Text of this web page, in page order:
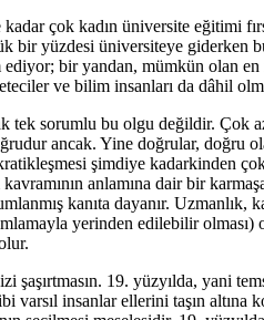
çok kadın üniversite eğitimi
bir yüzdesi üniversiteye
bir yandan, mümkün olan
ve bilim insanları da dâhil
sorumlu bu olgu değildir. Çok
ancak. Yine doğrular,
şimdiye kadarkinden
anlamına dair bir
kanıta dayanır. Uzmanlık,
yerinden edilebilir olması)
19. yüzyılda, yani
insanlar ellerini taşın